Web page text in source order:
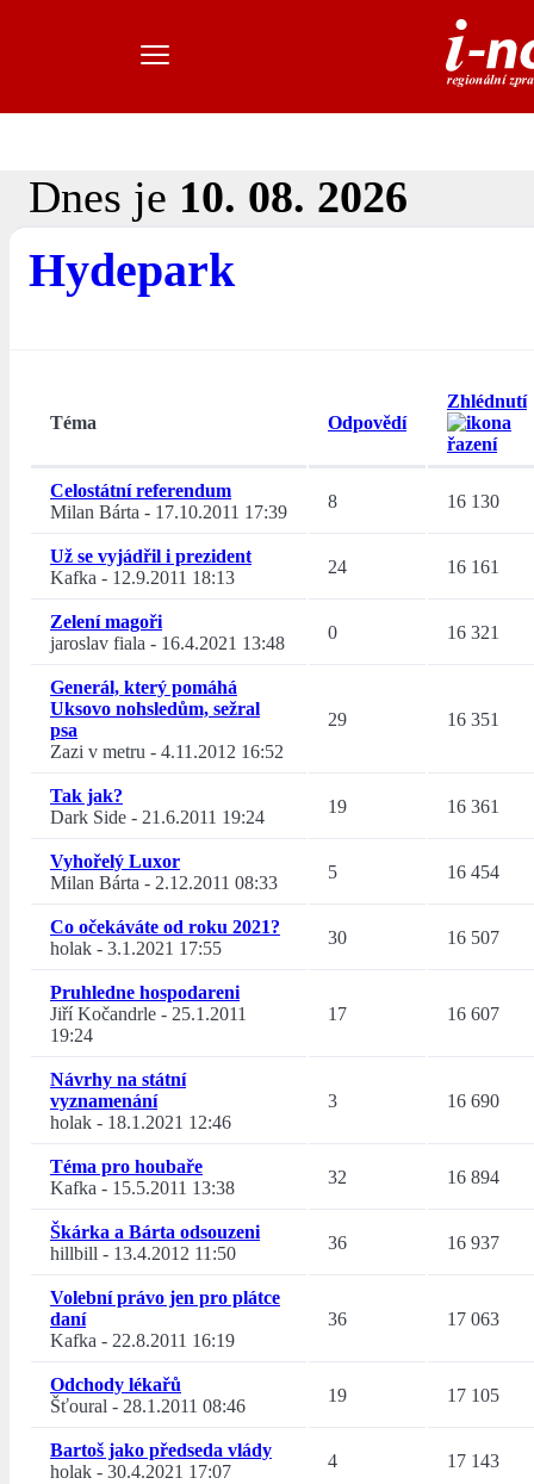
Dnes je 10. 08. 2026
Hydepark
Téma Odpovědí
Zhlédnutí
Celostátní referendum
Milan Bárta - 17.10.2011 17:39
8 16 130
Už se vyjádřil i prezident
Kafka - 12.9.2011 18:13
24 16 161
Zelení magoři
jaroslav fiala - 16.4.2021 13:48
0 16 321
Generál, který pomáhá
Uksovo nohsledům, sežral
psa
Zazi v metru - 4.11.2012 16:52
29 16 351
Tak jak?
Dark Side - 21.6.2011 19:24
19 16 361
Vyhořelý Luxor
Milan Bárta - 2.12.2011 08:33
5 16 454
Co očekáváte od roku 2021?
holak - 3.1.2021 17:55
30 16 507
Pruhledne hospodareni
Jiří Kočandrle - 25.1.2011
19:24
17 16 607
Návrhy na státní
vyznamenání
holak - 18.1.2021 12:46
3 16 690
Téma pro houbaře
Kafka - 15.5.2011 13:38
32 16 894
Škárka a Bárta odsouzeni
hillbill - 13.4.2012 11:50
36 16 937
Volební právo jen pro plátce
daní
Kafka - 22.8.2011 16:19
36 17 063
Odchody lékařů
Šťoural - 28.1.2011 08:46
19 17 105
Bartoš jako předseda vlády
holak - 30.4.2021 17:07
4 17 143